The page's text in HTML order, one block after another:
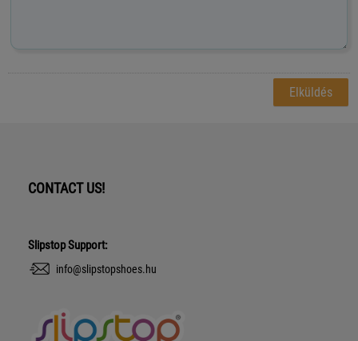
CONTACT US!
Slipstop Support:
info@slipstopshoes.hu